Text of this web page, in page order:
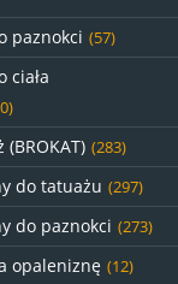
paznokci (57)
ciała
(BROKAT) (283)
do tatuażu (297)
do paznokci (273)
opaleniznę (12)